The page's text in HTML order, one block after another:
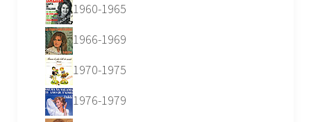
1960-1965
1966-1969
1970-1975
1976-1979